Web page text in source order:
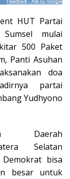
HUT Partai
mulai
500 Paket
Panti Asuhan
doa
partai
Yudhyono
Daerah
Selatan
bisa
besar untuk